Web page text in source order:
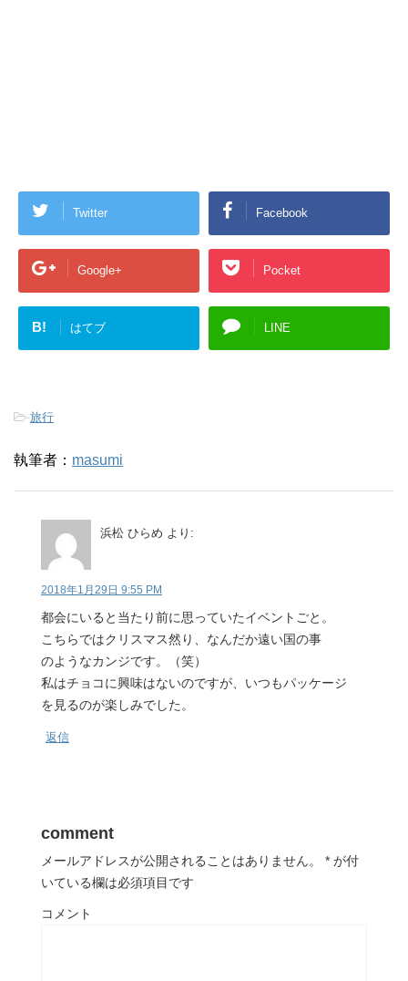
Twitter Facebook
Google+ Pocket
B! はてブ LINE
-旅行
執筆者： masumi
浜松 ひらめ より:
2018年1月29日 9:55 PM
都会にいると当たり前に思っていたイベントごと。
こちらではクリスマス然り、なんだか遠い国の事
のようなカンジです。（笑）
私はチョコに興味はないのですが、いつもパッケージ
を見るのが楽しみでした。
返信
comment
メールアドレスが公開されることはありません。 * が付
いている欄は必須項目です
コメント